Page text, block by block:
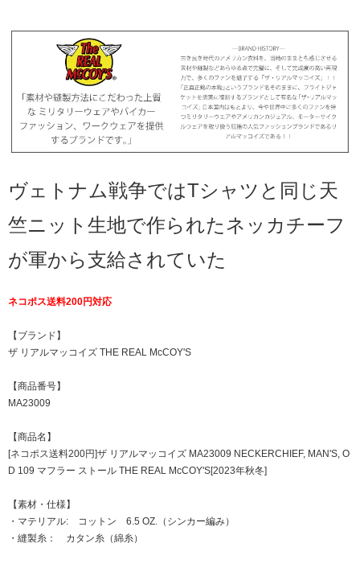
ヴェトナム戦争ではTシャツと同じ天
竺ニット生地で作られたネッカチーフ
が軍から支給されていた
ネコポス送料200円対応
【ブランド】
ザ リアルマッコイズ THE REAL McCOY'S
【商品番号】
MA23009
【商品名】
[ネコポス送料200円]ザ リアルマッコイズ MA23009 NECKERCHIEF, MAN'S, O
D 109 マフラー ストール THE REAL McCOY'S[2023年秋冬]
【素材・仕様】
・マテリアル: コットン 6.5 OZ.（シンカー編み）
・縫製糸： カタン糸（綿糸）